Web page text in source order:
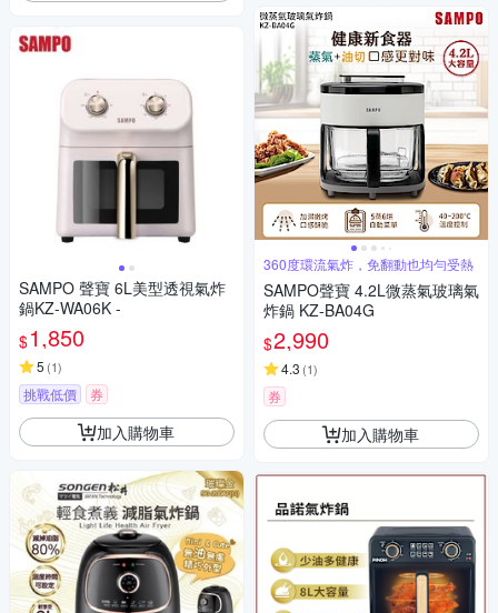
SAMPO 聲寶 6L美型透視氣炸
鍋KZ-WA06K -
$1,850
5 (1)
挑戰低價 券
加入購物車
360度環流氣炸，免翻動也均勻受熱
SAMPO聲寶 4.2L微蒸氣玻璃氣
炸鍋 KZ-BA04G
$2,990
4.3 (1)
券
加入購物車